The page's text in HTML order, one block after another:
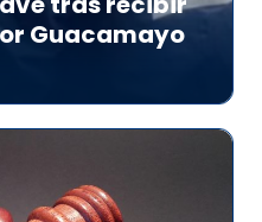
Guacamayo